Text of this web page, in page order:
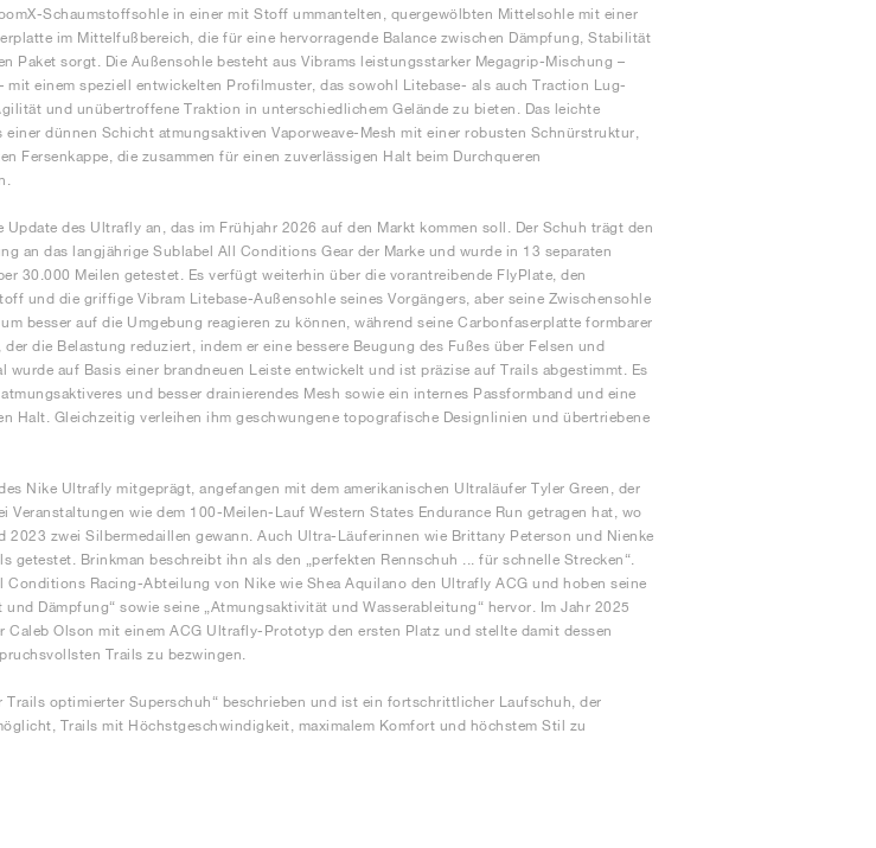
Schaumstoffsohle in einer mit Stoff ummantelten, quergewölbten Mittelsohle mit einer
im Mittelfußbereich, die für eine hervorragende Balance zwischen Dämpfung, Stabilität
Paket sorgt. Die Außensohle besteht aus Vibrams leistungsstarker Megagrip-Mischung –
mit einem speziell entwickelten Profilmuster, das sowohl Litebase- als auch Traction Lug-
und unübertroffene Traktion in unterschiedlichem Gelände zu bieten. Das leichte
dünnen Schicht atmungsaktiven Vaporweave-Mesh mit einer robusten Schnürstruktur,
Fersenkappe, die zusammen für einen zuverlässigen Halt beim Durchqueren
des Ultrafly an, das im Frühjahr 2026 auf den Markt kommen soll. Der Schuh trägt den
an das langjährige Sublabel All Conditions Gear der Marke und wurde in 13 separaten
30.000 Meilen getestet. Es verfügt weiterhin über die vorantreibende FlyPlate, den
und die griffige Vibram Litebase-Außensohle seines Vorgängers, aber seine Zwischensohle
besser auf die Umgebung reagieren zu können, während seine Carbonfaserplatte formbarer
die Belastung reduziert, indem er eine bessere Beugung des Fußes über Felsen und
wurde auf Basis einer brandneuen Leiste entwickelt und ist präzise auf Trails abgestimmt. Es
und besser drainierendes Mesh sowie ein internes Passformband und eine
Halt. Gleichzeitig verleihen ihm geschwungene topografische Designlinien und übertriebene
Nike Ultrafly mitgeprägt, angefangen mit dem amerikanischen Ultraläufer Tyler Green, der
Veranstaltungen wie dem 100-Meilen-Lauf Western States Endurance Run getragen hat, wo
zwei Silbermedaillen gewann. Auch Ultra-Läuferinnen wie Brittany Peterson und Nienke
getestet. Brinkman beschreibt ihn als den „perfekten Rennschuh ... für schnelle Strecken“.
Conditions Racing-Abteilung von Nike wie Shea Aquilano den Ultrafly ACG und hoben seine
und Dämpfung“ sowie seine „Atmungsaktivität und Wasserableitung“ hervor. Im Jahr 2025
Caleb Olson mit einem ACG Ultrafly-Prototyp den ersten Platz und stellte damit dessen
Trails zu bezwingen.
Trails optimierter Superschuh“ beschrieben und ist ein fortschrittlicher Laufschuh, der
Trails mit Höchstgeschwindigkeit, maximalem Komfort und höchstem Stil zu